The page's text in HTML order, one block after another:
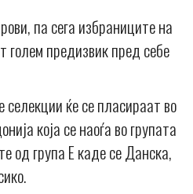
па сега избраниците на
голем предизвик пред себе
ќе се пласираат во
која се наоѓа во групата
од група Е каде се Данска,